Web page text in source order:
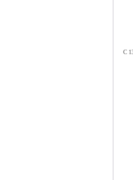
С